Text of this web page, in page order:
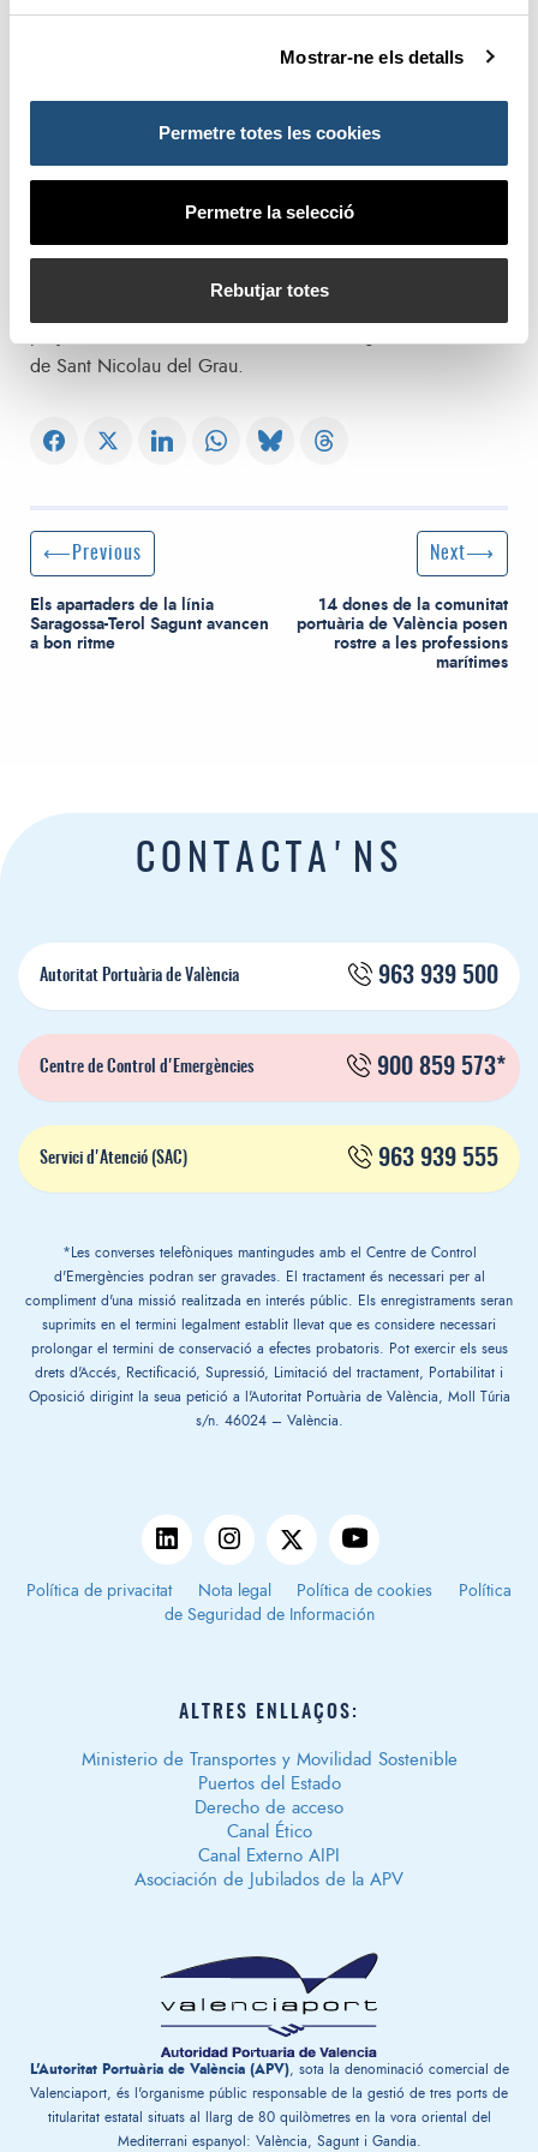
Mostrar-ne els detalls
Permetre totes les cookies
Permetre la selecció
Rebutjar totes
les propostes presenten una passarel·la pública i per als
aquesta acció que convertiran a aquesta zona en un espai
d’oportunitats i de generació d’economia que
contribuïsquen a generar un entorn amable i confortable
l’ajuntament també van signar un conveni amb motiu del
de Sant Nicolau del Grau.
Post navigation
Previous Post
Previous
Els apartaders de la línia
Saragossa-Terol Sagunt avancen
a bon ritme
Next Post
Next
14 dones de la comunitat
portuària de València posen
rostre a les professions
marítimes
CONTACTA'NS
Autoritat Portuària de València 963 939 500
Centre de Control d'Emergències 900 859 573*
Servici d'Atenció (SAC) 963 939 555
*Les converses telefòniques mantingudes amb el Centre de Control
d'Emergències podran ser gravades. El tractament és necessari per al
compliment d'una missió realitzada en interés públic. Els enregistraments seran
suprimits en el termini legalment establit llevat que es considere necessari
prolongar el termini de conservació a efectes probatoris. Pot exercir els seus
drets d'Accés, Rectificació, Supressió, Limitació del tractament, Portabilitat i
Oposició dirigint la seua petició a l'Autoritat Portuària de València, Moll Túria
s/n. 46024 – València.
Política de privacitat Nota legal Política de cookies
Política
de Seguridad de Información
ALTRES ENLLAÇOS:
Ministerio de Transportes y Movilidad Sostenible
Puertos del Estado
Derecho de acceso
Canal Ético
Canal Externo AIPI
Asociación de Jubilados de la APV
L'Autoritat Portuària de València (APV), sota la denominació comercial de
Valenciaport, és l'organisme públic responsable de la gestió de tres ports de
titularitat estatal situats al llarg de 80 quilòmetres en la vora oriental del
Mediterrani espanyol: València, Sagunt i Gandia.